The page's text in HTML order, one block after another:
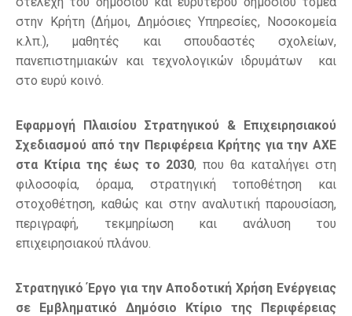
στην Κρήτη (Δήμοι, Δημόσιες Υπηρεσίες, Νοσοκομεία
κ.λπ.), μαθητές και σπουδαστές σχολείων,
πανεπιστημιακών και τεχνολογικών ιδρυμάτων και
στο ευρύ κοινό.
Εφαρμογή Πλαισίου Στρατηγικού & Επιχειρησιακού
Σχεδιασμού από την Περιφέρεια Κρήτης για την ΑΧΕ
στα Κτίρια της έως το 2030, που θα καταλήγει στη
φιλοσοφία, όραμα, στρατηγική τοποθέτηση και
στοχοθέτηση, καθώς και στην αναλυτική παρουσίαση,
περιγραφή, τεκμηρίωση και ανάλυση του
επιχειρησιακού πλάνου.
Στρατηγικό Έργο για την Αποδοτική Χρήση Ενέργειας
σε Εμβληματικό Δημόσιο Κτίριο της Περιφέρειας